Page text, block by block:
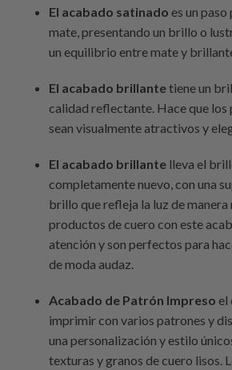
El acabado satinado es un
mate, presentando un brillo o
un equilibrio entre mate y
El acabado brillantetiene un
calidad reflectante. Hace que los
sean visualmente atractivos y
El acabado brillante lleva el
completamente nuevo, con una
brillo que refleja la luz de manera
productos de cuero con este
atención y son perfectos para
de moda audaz.
Acabado de Patrón Impreso el
imprimir con varios patrones y
una personalización y estilo
texturas y granos de cuero lisos.